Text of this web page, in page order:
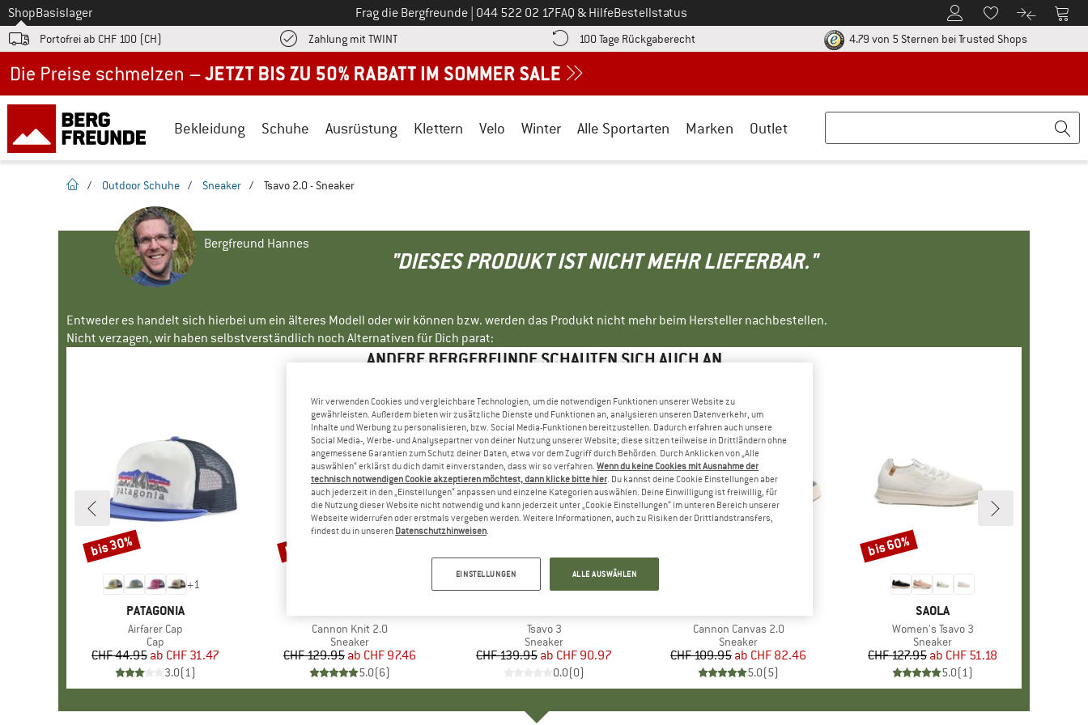
Zum
ShopBasislager Frag die Bergfreunde Ruf uns an unter
044 522 02 17FAQ & HilfeBestellstatus Zum KundenkontoZum Merkzettel.
Zum Zum
Portofrei ab CHF 100 (CH) Zahlung mit TWINTFinde die Zahlungs-Infos hier! Öffnet sich in einer Infobox
100 Tage Rückgaberecht Gehe hier zu den Rückgabe-Richtlinien Öffnet sich in einer Infobox
4.79 von 5 Sternen bei Trusted ShopsFinde alle
Bekleidung Schuhe Ausrüstung Klettern Velo Winter Alle Sportarten Marken Outlet
Startseite
/ Outdoor Schuhe / Sneaker / Tsavo 2.0 - Sneaker
Bergfreund Hannes
"DIESES PRODUKT IST NICHT MEHR LIEFERBAR."
Entweder es handelt sich hierbei um ein älteres Modell oder wir können bzw. werden das Produkt nicht mehr beim Hersteller nachbestellen.
Nicht verzagen, wir haben selbstverständlich noch Alternativen für Dich parat:
ANDERE BERGFREUNDE SCHAUTEN SICH AUCH AN
+1
MARKE
PATAGONIA
Artikel
Airfarer Cap
Produktgruppe
Cap
Preis
CHF 44.95 reduzierter Preis
ab CHF 31.47
3.0(1)
Rabatt
bis 30%
Artikel
Cannon Knit 2.0
Produktgruppe
Sneaker
Preis
CHF 129.95 reduzierter Preis
ab CHF 97.46
5.0(6)
Rabatt
bis 25%
Artikel
Tsavo 3
Produktgruppe
Sneaker
Preis
CHF 139.95 reduzierter Preis
ab CHF 90.97
0.0(0)
Artikel
Cannon Canvas 2.0
Produktgruppe
Sneaker
Preis
CHF 109.95 reduzierter Preis
ab CHF 82.46
5.0(5)
MARKE
SAOLA
Artikel
Women's Tsavo 3
Produktgruppe
Sneaker
Preis
CHF 127.95 reduzierter Preis
ab CHF 51.18
5.0(1)
Rabatt
bis 60%
Wir verwenden Cookies und vergleichbare Technologien, um die notwendigen Funktionen unserer Website zu
gewährleisten. Außerdem bieten wir zusätzliche Dienste und Funktionen an, analysieren unseren Datenverkehr, um
Inhalte und Werbung zu personalisieren, bzw. Social Media-Funktionen bereitzustellen. Dadurch erfahren auch unsere
Social Media-, Werbe- und Analysepartner von deiner Nutzung unserer Website; diese sitzen teilweise in Drittländern ohne
angemessene Garantien zum Schutz deiner Daten, etwa vor dem Zugriff durch Behörden. Durch Anklicken von „Alle
auswählen“ erklärst du dich damit einverstanden, dass wir so verfahren. Wenn du keine Cookies mit Ausnahme der
technisch notwendigen Cookie akzeptieren möchtest, dann klicke bitte hier. Du kannst deine Cookie Einstellungen aber
auch jederzeit in den „Einstellungen“ anpassen und einzelne Kategorien auswählen. Deine Einwilligung ist freiwillig, für
die Nutzung dieser Website nicht notwendig und kann jederzeit unter „Cookie Einstellungen“ im unteren Bereich unserer
Webseite widerrufen oder erstmals vergeben werden. Weitere Informationen, auch zu Risiken der Drittlandstransfers,
findest du in unseren Datenschutzhinweisen.
EINSTELLUNGEN ALLE AUSWÄHLEN